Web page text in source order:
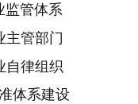
监管体系
主管部门
自律组织
体系建设